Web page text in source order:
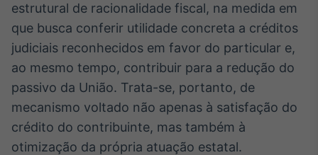
Cotações e
headlines de
notícias
Broadcast
Widgets
Componentes
para conteúdos e
funcionalidades
estrutural de racionalidade fiscal, na medida em
que busca conferir utilidade concreta a créditos
judiciais reconhecidos em favor do particular e,
ao mesmo tempo, contribuir para a redução do
passivo da União. Trata-se, portanto, de
mecanismo voltado não apenas à satisfação do
crédito do contribuinte, mas também à
otimização da própria atuação estatal.